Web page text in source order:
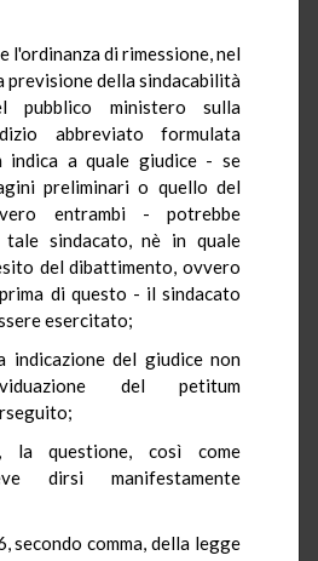
l'ordinanza di rimessione, nel
previsione della sindacabilità
pubblico ministero sulla
abbreviato formulata
indica a quale giudice - se
preliminari o quello del
entrambi - potrebbe
sindacato, nè in quale
del dibattimento, ovvero
di questo - il sindacato
esercitato;
indicazione del giudice non
del petitum
la questione, così come
dirsi manifestamente
secondo comma, della legge